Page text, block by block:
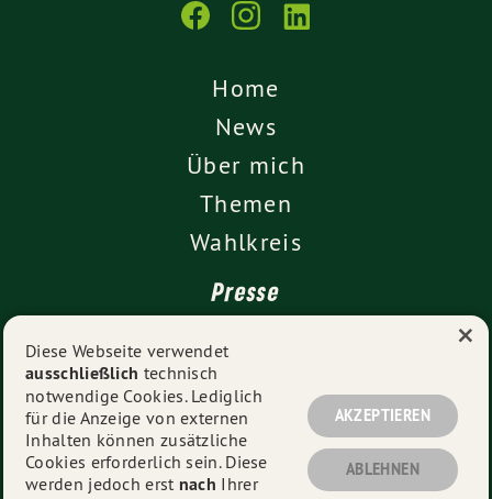
Home
News
Über mich
Themen
Wahlkreis
Presse
Impressum
Datenschutz
Diese Webseite verwendet
ausschließlich technisch
notwendige Cookies. Lediglich
für die Anzeige von externen
Inhalten können zusätzliche
Cookies erforderlich sein. Diese
werden jedoch erst nach Ihrer
AKZEPTIEREN
ABLEHNEN
×